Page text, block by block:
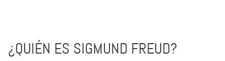
¿QUIÉN ES SIGMUND FREUD?